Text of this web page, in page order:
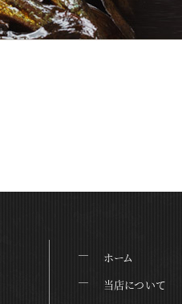
ホーム
当店について